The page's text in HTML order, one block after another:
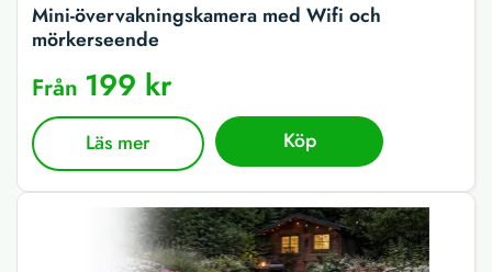
Mini-övervakningskamera med Wifi och
mörkerseende
Från 199 kr
Läs mer Köp